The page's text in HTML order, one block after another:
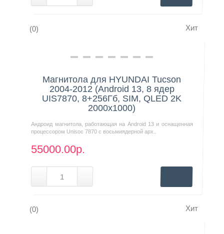
(0) Хит
Нашли дешевле?
Магнитола для HYUNDAI Tucson
2004-2012 (Android 13, 8 ядер
UIS7870, 8+256Гб, SIM, QLED 2K
2000x1000)
Андроид магнитола, работающая на Android 13 и оснащенная
процессором Unisoc 7870 с восьмиядерной арх..
55000.00р.
(0) Хит